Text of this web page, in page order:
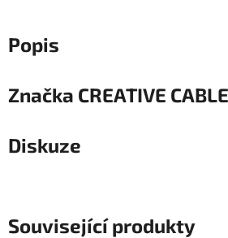
Popis
Značka CREATIVE
Diskuze
Související produkty